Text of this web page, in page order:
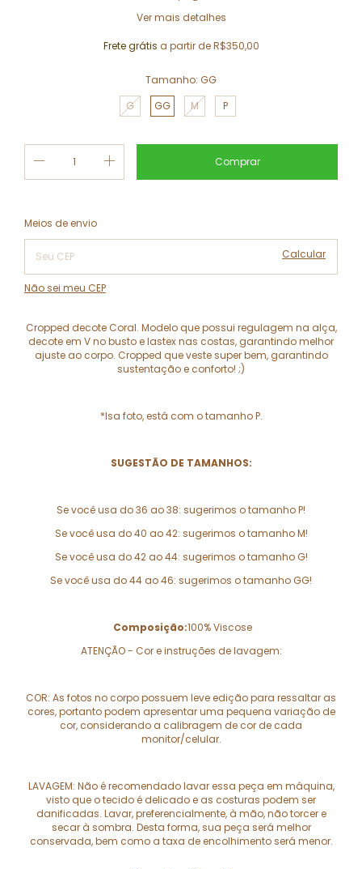
Ver mais detalhes
Frete grátis a partir deR$350,00
Tamanho: GG
G
GG M P
Entregas para o CEP:
Meios de envio
Calcular
Não sei meu CEP
Cropped decote Coral. Modelo que possui regulagem na alça,
decote em V no busto e lastex nas costas, garantindo melhor
ajuste ao corpo. Cropped que veste super bem, garantindo
sustentação e conforto! ;)
*Isa foto, está com o tamanho P.
SUGESTÃO DE TAMANHOS:
Se você usa do 36 ao 38: sugerimos o tamanho P!
Se você usa do 40 ao 42: sugerimos o tamanho M!
Se você usa do 42 ao 44: sugerimos o tamanho G!
Se você usa do 44 ao 46: sugerimos o tamanho GG!
Composição:100% Viscose
ATENÇÃO - Cor e instruções de lavagem:
COR: As fotos no corpo possuem leve edição para ressaltar as
cores, portanto podem apresentar uma pequena variação de
cor, considerando a calibragem de cor de cada
monitor/celular.
LAVAGEM: Não é recomendado lavar essa peça em máquina,
visto que o tecido é delicado e as costuras podem ser
danificadas. Lavar, preferencialmente, à mão, não torcer e
secar à sombra. Desta forma, sua peça será melhor
conservada, bem como a taxa de encolhimento será menor.